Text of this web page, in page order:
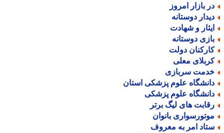
بازار امروز
دوستانه
و شهادت
دوستانه
دولت
معلی
سربازی
علوم پزشکی استان
علوم پزشکی
های لیگ برتر
بانوان
امر به معروف